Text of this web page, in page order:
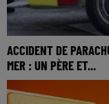
ACCIDENT DE
MER : UN PÈRE ET...